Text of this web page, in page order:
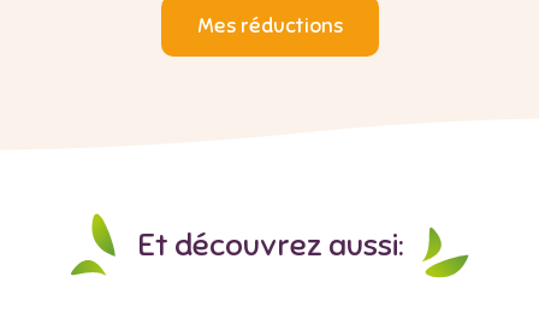
Mes réductions
Et découvrez aussi: